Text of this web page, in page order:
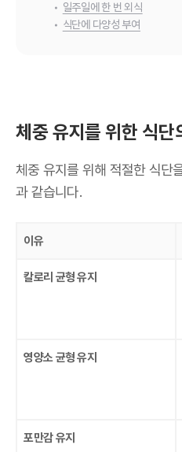
• 일주일에 한 번 외식
• 식단에 다양성 부여
체중 유지를 위한 식단
체중 유지를 위해 적절한 식단
과 같습니다.
이유
칼로리 균형 유지
영양소 균형 유지
포만감 유지